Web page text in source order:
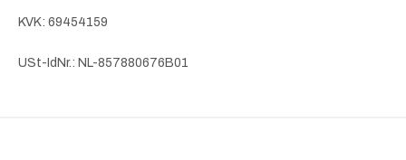
KVK: 69454159
USt-IdNr.: NL-857880676B01